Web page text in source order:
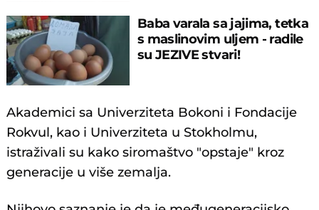
Baba varala sa jajima, tetka
s maslinovim uljem - radile
su JEZIVE stvari!
Akademici sa Univerziteta Bokoni i Fondacije
Rokvul, kao i Univerziteta u Stokholmu,
istraživali su kako siromaštvo "opstaje" kroz
generacije u više zemalja.